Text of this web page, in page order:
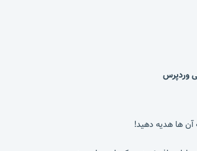
آن ها هدیه دهید!